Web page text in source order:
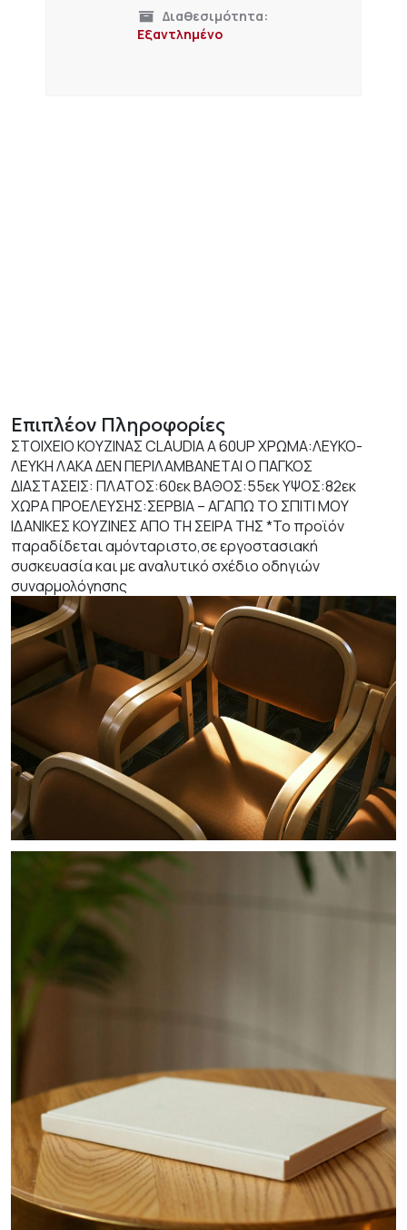
Διαθεσιμότητα:
Εξαντλημένο
Επιπλέον Πληροφορίες
ΣΤΟΙΧΕΙΟ ΚΟΥΖΙΝΑΣ CLAUDIA A 60UP ΧΡΩΜΑ:ΛΕΥΚΟ-
ΛΕΥΚΗ ΛΑΚΑ ΔΕΝ ΠΕΡΙΛΑΜΒΑΝΕΤΑΙ Ο ΠΑΓΚΟΣ
ΔΙΑΣΤΑΣΕΙΣ: ΠΛΑΤΟΣ:60εκ ΒΑΘΟΣ:55εκ ΥΨΟΣ:82εκ
ΧΩΡΑ ΠΡΟΕΛΕΥΣΗΣ:ΣΕΡΒΙΑ – ΑΓΑΠΩ ΤΟ ΣΠΙΤΙ ΜΟΥ
ΙΔΑΝΙΚΕΣ ΚΟΥΖΙΝΕΣ ΑΠΟ ΤΗ ΣΕΙΡΑ ΤΗΣ *Το προϊόν
παραδίδεται αμόνταριστο,σε εργοστασιακή
συσκευασία και με αναλυτικό σχέδιο οδηγιών
συναρμολόγησης